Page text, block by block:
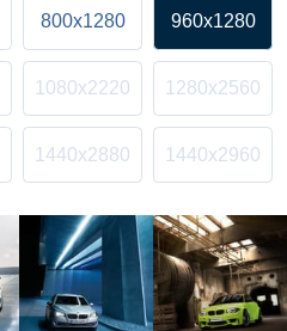
800x1280 960x1280
1080x2220 1280x2560
1440x2880 1440x2960